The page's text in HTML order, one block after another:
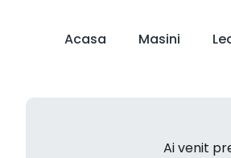
Acasa Masini
Ai venit